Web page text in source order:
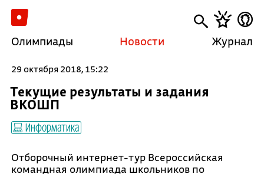
Олимпиады Новости Журнал
29 октября 2018, 15:22
Текущие результаты и задания
ВКОШП
Информатика
Отборочный интернет-тур Всероссийская
командная олимпиада школьников по